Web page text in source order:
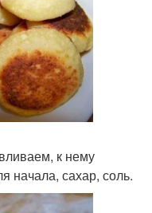
к нему
начала, сахар, соль.